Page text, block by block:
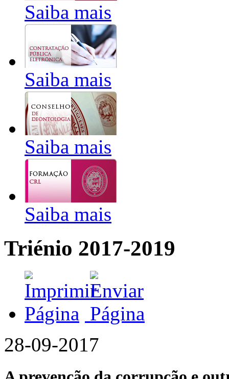
Saiba mais
Saiba mais
Saiba mais
Saiba mais
Triénio 2017-2019
28-09-2017